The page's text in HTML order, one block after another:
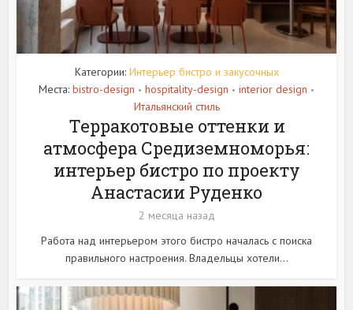
Категории: Интерьер бистро и закусочных
Места: bistro-design • hospitality-design • interior design •
Итальянский стиль
Терракотовые оттенки и
атмосфера Средиземноморья:
интерьер бистро по проекту
Анастасии Руденко
2 месяца назад
Работа над интерьером этого бистро началась с поиска
правильного настроения. Владельцы хотели...